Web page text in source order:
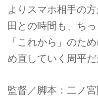
よりスマホ相手の
田との時間も、ち
「これから」のた
め直していく周平
監督／脚本：二ノ